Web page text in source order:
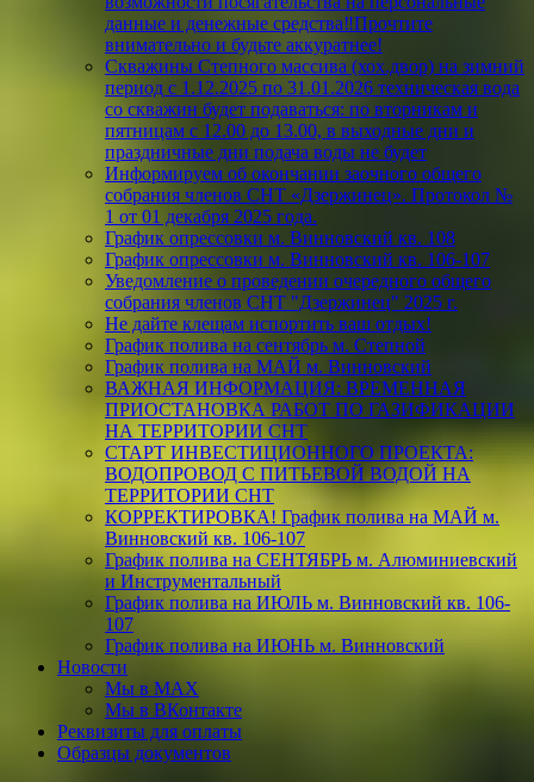
данные и денежные средства‼️Прочтите
внимательно и будьте аккуратнее!
Скважины Степного массива (хох.двор) на зимний
период с 1.12.2025 по 31.01.2026 техническая вода
со скважин будет подаваться: по вторникам и
пятницам с 12.00 до 13.00, в выходные дни и
праздничные дни подача воды не будет
Информируем об окончании заочного общего
собрания членов СНТ «Дзержинец». Протокол №
1 от 01 декабря 2025 года.
График опрессовки м. Винновский кв. 108
График опрессовки м. Винновский кв. 106-107
Уведомление о проведении очередного общего
собрания членов СНТ "Дзержинец" 2025 г.
Не дайте клещам испортить ваш отдых!
График полива на сентябрь м. Степной
График полива на МАЙ м. Винновский
ВАЖНАЯ ИНФОРМАЦИЯ: ВРЕМЕННАЯ
ПРИОСТАНОВКА РАБОТ ПО ГАЗИФИКАЦИИ
НА ТЕРРИТОРИИ СНТ
СТАРТ ИНВЕСТИЦИОННОГО ПРОЕКТА:
ВОДОПРОВОД С ПИТЬЕВОЙ ВОДОЙ НА
ТЕРРИТОРИИ СНТ
КОРРЕКТИРОВКА! График полива на МАЙ м.
Винновский кв. 106-107
График полива на СЕНТЯБРЬ м. Алюминиевский
и Инструментальный
График полива на ИЮЛЬ м. Винновский кв. 106-
107
График полива на ИЮНЬ м. Винновский
Новости
Мы в МАХ
Мы в ВКонтакте
Реквизиты для оплаты
Образцы документов